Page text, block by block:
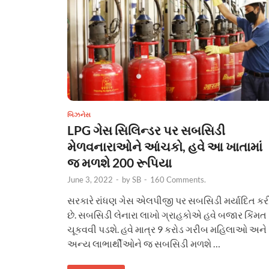
બિઝનેસ
LPG ગેસ સિલિન્ડર પર સબસિડી
મેળવનારાઓને આંચકો, હવે આ ખાતામાં
જ મળશે 200 રૂપિયા
June 3, 2022 - bySB - 160 Comments.
સરકારે રાંધણ ગેસ એલપીજી પર સબસિડી મર્યાદિત
છે. સબસિડી લેનારા લાખો ગ્રાહકોએ હવે બજાર કિંમત
ચૂકવવી પડશે. હવે માત્ર 9 કરોડ ગરીબ મહિલાઓ અને
અન્ય લાભાર્થીઓને જ સબસિડી મળશે …